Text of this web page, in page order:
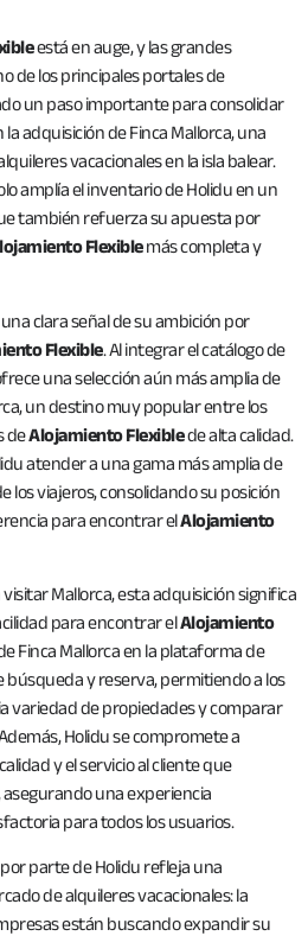
está en auge, y las grandes
de los principales portales de
un paso importante para consolidar
adquisición de Finca Mallorca, una
vacacionales en la isla balear.
amplía el inventario de Holidu en un
también refuerza su apuesta por
Flexiblemás completa y
clara señal de su ambición por
Flexible. Al integrar el catálogo de
una selección aún más amplia de
un destino muy popular entre los
deAlojamiento Flexiblede alta calidad.
atender a una gama más amplia de
los viajeros, consolidando su posición
para encontrar elAlojamiento
Mallorca, esta adquisición significa
para encontrar elAlojamiento
Finca Mallorca en la plataforma de
búsqueda y reserva, permitiendo a los
variedad de propiedades y comparar
Holidu se compromete a
y el servicio al cliente que
asegurando una experiencia
para todos los usuarios.
parte de Holidu refleja una
de alquileres vacacionales: la
están buscando expandir su